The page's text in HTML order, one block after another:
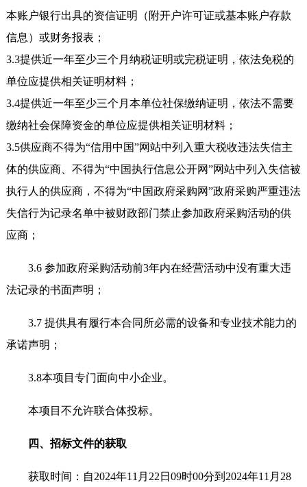
本账户银行出具的资信证明（附开户许可证或基本账户存款
信息）或财务报表；
3.3提供近一年至少三个月纳税证明或完税证明，依法免税的
单位应提供相关证明材料；
3.4提供近一年至少三个月本单位社保缴纳证明，依法不需要
缴纳社会保障资金的单位应提供相关证明材料；
3.5供应商不得为“信用中国”网站中列入重大税收违法失信主
体的供应商、不得为“中国执行信息公开网”网站中列入失信被
执行人的供应商，不得为“中国政府采购网”政府采购严重违法
失信行为记录名单中被财政部门禁止参加政府采购活动的供
应商；
3.6 参加政府采购活动前3年内在经营活动中没有重大违
法记录的书面声明；
3.7 提供具有履行本合同所必需的设备和专业技术能力的
承诺声明；
3.8本项目专门面向中小企业。
本项目不允许联合体投标。
四、招标文件的获取
获取时间：自2024年11月22日09时00分到2024年11月28